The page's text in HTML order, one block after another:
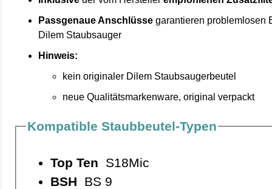
Passgenaue Anschlüsse garantieren problemlosen
Dilem Staubsauger
Hinweis:
kein originaler Dilem Staubsaugerbeutel
neue Qualitätsmarkenware, original verpackt
Kompatible Staubbeutel-Typen
Top Ten S18Mic
BSH BS 9